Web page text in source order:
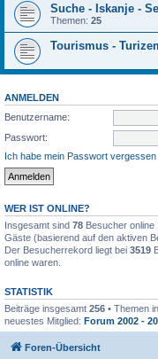
Suche - Iskanje -
Themen: 25
Tourismus -
ANMELDEN
Benutzername:
Passwort:
Ich habe mein Passwort vergessen
WER IST ONLINE?
Insgesamt sind 78 Besucher online
Gäste (basierend auf den aktiven
Der Besucherrekord liegt bei 3519
online waren.
STATISTIK
Beiträge insgesamt 256 • Themen
neuestes Mitglied: Forum 2002 -
Foren-Übersicht